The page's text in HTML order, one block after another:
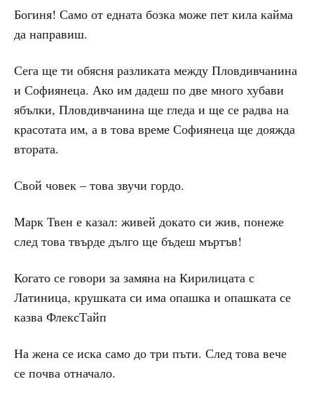
Богиня! Само от едната бозка може пет кила кайма
да направиш.
Сега ще ти обясня разликата между Пловдивчанина
и Софиянеца. Ако им дадеш по две много хубави
ябълки, Пловдивчанина ще гледа и ще се радва на
красотата им, а в това време Софиянеца ще дояжда
втората.
Свой човек – това звучи гордо.
Марк Твен е казал: живей докато си жив, понеже
след това твърде дълго ще бъдеш мъртъв!
Когато се говори за замяна на Кирилицата с
Латиница, крушката си има опашка и опашката се
казва ФлексТайп
На жена се иска само до три пъти. След това вече
се почва отначало.